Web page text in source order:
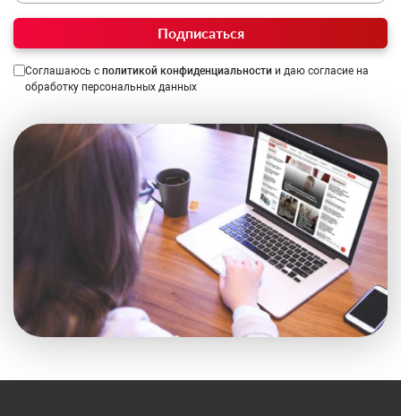
Подписаться
Соглашаюсь с политикой конфиденциальности и даю согласие на
обработку персональных данных